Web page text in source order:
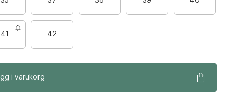
r
r
a
41 42
å
i varukorg